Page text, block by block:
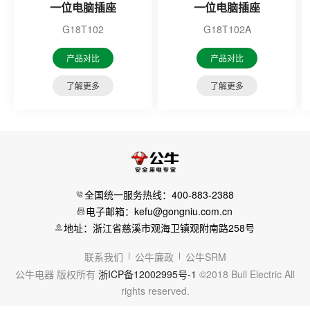
一位电脑插座
G18T102
产品对比
了解更多
一位电脑插座
G18T102A
产品对比
了解更多
全国统一服务热线：400-883-2388
电子邮箱：kefu@gongniu.com.cn
地址：浙江省慈溪市观海卫镇观附南路258号
联系我们 公牛廉政
公牛SRM
公牛电器 版权所有 浙ICP备12002995号-1 ©2018 Bull Electric All
rights reserved.